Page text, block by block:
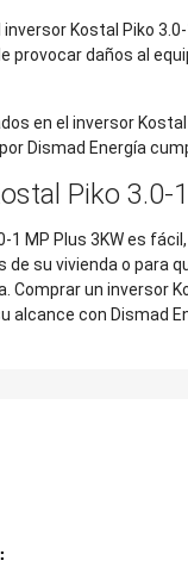
Kostal Piko
provocar daños al
en el inversor
Dismad Energía
Piko 3.0-
1 MP Plus 3KW es
su vivienda o para
Comprar un inversor
alcance con Dismad